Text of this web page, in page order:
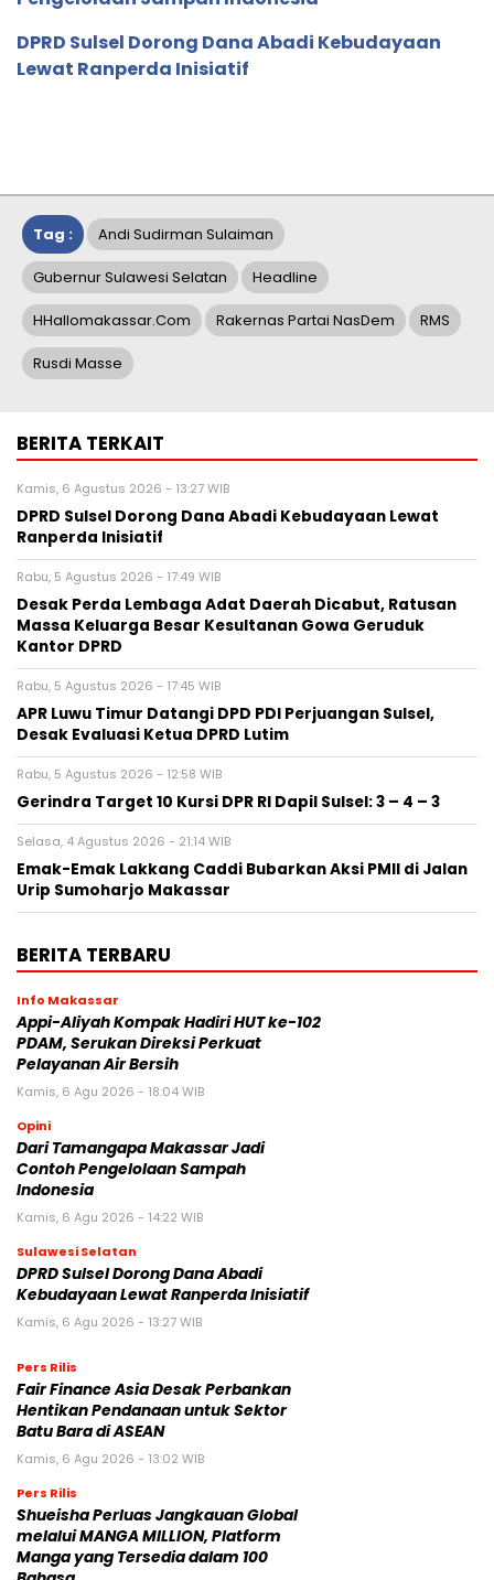
DPRD Sulsel Dorong Dana Abadi Kebudayaan
Lewat Ranperda Inisiatif
Tag : Andi Sudirman Sulaiman
Gubernur Sulawesi Selatan Headline
HHallomakassar.com Rakernas Partai NasDem RMS
Rusdi Masse
BERITA TERKAIT
Kamis, 6 Agustus 2026 - 13:27 WIB
DPRD Sulsel Dorong Dana Abadi Kebudayaan Lewat
Ranperda Inisiatif
Rabu, 5 Agustus 2026 - 17:49 WIB
Desak Perda Lembaga Adat Daerah Dicabut, Ratusan
Massa Keluarga Besar Kesultanan Gowa Geruduk
Kantor DPRD
Rabu, 5 Agustus 2026 - 17:45 WIB
APR Luwu Timur Datangi DPD PDI Perjuangan Sulsel,
Desak Evaluasi Ketua DPRD Lutim
Rabu, 5 Agustus 2026 - 12:58 WIB
Gerindra Target 10 Kursi DPR RI Dapil Sulsel: 3 – 4 – 3
Selasa, 4 Agustus 2026 - 21:14 WIB
Emak-Emak Lakkang Caddi Bubarkan Aksi PMII di Jalan
Urip Sumoharjo Makassar
BERITA TERBARU
Info Makassar
Appi-Aliyah Kompak Hadiri HUT ke-102
PDAM, Serukan Direksi Perkuat
Pelayanan Air Bersih
Kamis, 6 Agu 2026 - 18:04 WIB
Opini
Dari Tamangapa Makassar Jadi
Contoh Pengelolaan Sampah
Indonesia
Kamis, 6 Agu 2026 - 14:22 WIB
Sulawesi Selatan
DPRD Sulsel Dorong Dana Abadi
Kebudayaan Lewat Ranperda Inisiatif
Kamis, 6 Agu 2026 - 13:27 WIB
Pers Rilis
Fair Finance Asia Desak Perbankan
Hentikan Pendanaan untuk Sektor
Batu Bara di ASEAN
Kamis, 6 Agu 2026 - 13:02 WIB
Pers Rilis
Shueisha Perluas Jangkauan Global
melalui MANGA MILLION, Platform
Manga yang Tersedia dalam 100